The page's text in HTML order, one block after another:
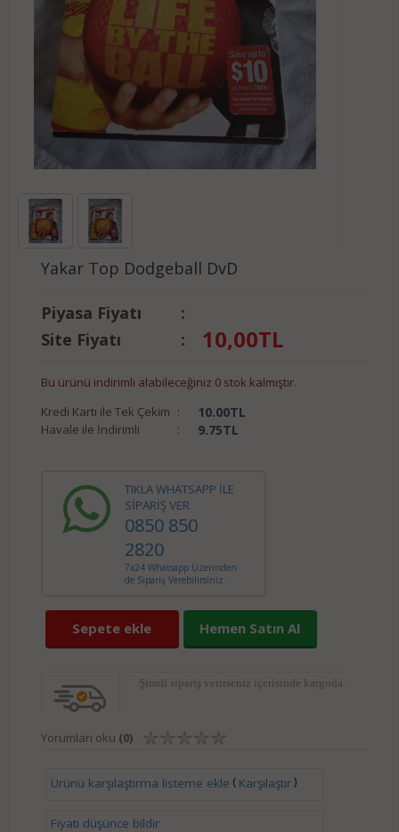
Yakar Top Dodgeball DvD
Piyasa Fiyatı
:
Site Fiyatı
: 10,00TL
Bu ürünü indirimli alabileceğiniz 0 stok kalmıştır.
Kredi Kartı ile Tek Çekim : 10.00TL
Havale ile İndirimli : 9.75TL
TIKLA WHATSAPP İLE
SİPARİŞ VER
0850 850
2820
7x24 Whatsapp Üzerinden
de Sipariş Verebilirsiniz.
Sepete ekle Hemen Satın Al
Şimdi sipariş verirseniz içerisinde kargoda.
Yorumları oku (0)
Ürünü karşılaştırma listeme ekle ( Karşılaştır)
Fiyatı düşünce bildir